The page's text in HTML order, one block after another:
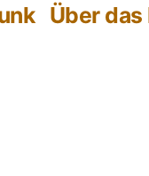
Über das